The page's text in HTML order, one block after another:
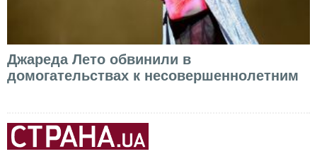
Джареда Лето обвинили в
домогательствах к несовершеннолетним